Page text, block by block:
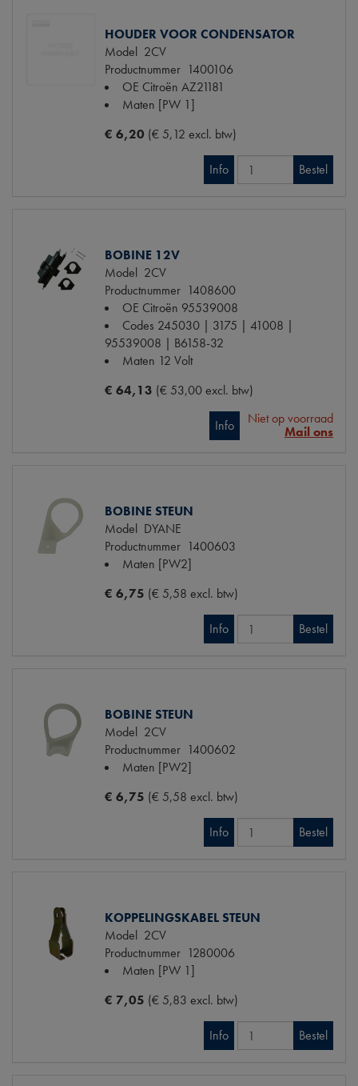
HOUDER VOOR CONDENSATOR
Model 2CV
Productnummer 1400106
OE Citroën AZ21181
Maten [PW 1]
€ 6,20 (€ 5,12 excl. btw)
Info Bestel
BOBINE 12V
Model 2CV
Productnummer 1408600
OE Citroën 95539008
Codes 245030 | 3175 | 41008 |
95539008 | B6158-32
Maten 12 Volt
€ 64,13 (€ 53,00 excl. btw)
Info
Niet op voorraad
Mail ons
BOBINE STEUN
Model DYANE
Productnummer 1400603
Maten [PW2]
€ 6,75 (€ 5,58 excl. btw)
Info Bestel
BOBINE STEUN
Model 2CV
Productnummer 1400602
Maten [PW2]
€ 6,75 (€ 5,58 excl. btw)
Info Bestel
KOPPELINGSKABEL STEUN
Model 2CV
Productnummer 1280006
Maten [PW 1]
€ 7,05 (€ 5,83 excl. btw)
Info Bestel